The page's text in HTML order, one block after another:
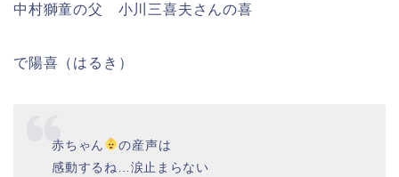
中村獅童の父 小川三喜夫さんの喜
で陽喜（はるき）
赤ちゃん
の産声は
感動するね…涙止まらない